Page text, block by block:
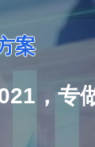
案
，专